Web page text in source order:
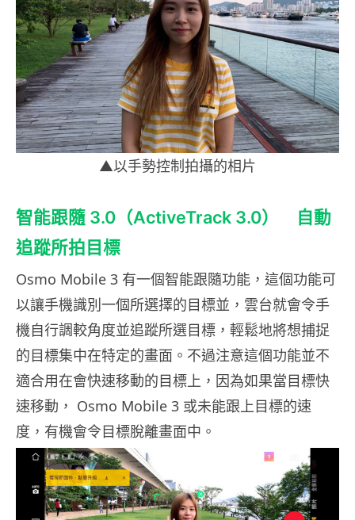
▲以手勢控制拍攝的相片
智能跟隨 3.0（ActiveTrack 3.0） 自動
追蹤所拍目標
Osmo Mobile 3 有一個智能跟隨功能，這個功能可
以讓手機識別一個所選擇的目標並，雲台就會令手
機自行調較角度並追蹤所選目標，輕鬆地將想捕捉
的目標集中在特定的畫面。不過注意這個功能並不
適合用在會快速移動的目標上，因為如果當目標快
速移動， Osmo Mobile 3 或未能跟上目標的速
度，有機會令目標脫離畫面中。